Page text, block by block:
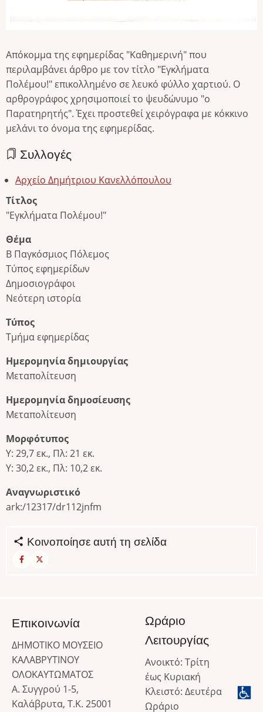
Απόκομμα της εφημερίδας "Καθημερινή" που
περιλαμβάνει άρθρο με τον τίτλο "Εγκλήματα
Πολέμου!" επικολλημένο σε λευκό φύλλο χαρτιού. Ο
αρθρογράφος χρησιμοποιεί το ψευδώνυμο "ο
Παρατηρητής". Έχει προστεθεί χειρόγραφα με κόκκινο
μελάνι το όνομα της εφημερίδας.
Συλλογές
Αρχείο Δημήτριου Κανελλόπουλου
Τίτλος
"Εγκλήματα Πολέμου!"
Θέμα
Β Παγκόσμιος Πόλεμος
Τύπος εφημερίδων
Δημοσιογράφοι
Νεότερη ιστορία
Τύπος
Τμήμα εφημερίδας
Ημερομηνία δημιουργίας
Μεταπολίτευση
Ημερομηνία δημοσίευσης
Μεταπολίτευση
Μορφότυπος
Υ: 29,7 εκ., Πλ: 21 εκ.
Υ: 30,2 εκ., Πλ: 10,2 εκ.
Αναγνωριστικό
ark:/12317/dr112jnfm
Κοινοποίησε αυτή τη σελίδα
Επικοινωνία
ΔΗΜΟΤΙΚΟ ΜΟΥΣΕΙΟ
ΚΑΛΑΒΡΥΤΙΝΟΥ
ΟΛΟΚΑΥΤΩΜΑΤΟΣ
Α. Συγγρού 1-5,
Καλάβρυτα, Τ.Κ. 25001
Ωράριο
Λειτουργίας
Ανοικτό: Τρίτη
έως Κυριακή
Κλειστό: Δευτέρα
Ωράριο